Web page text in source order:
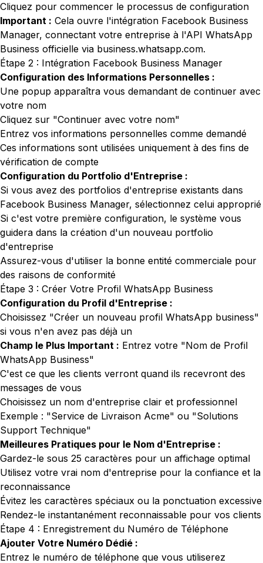
Cliquez pour commencer le processus de configuration
Important : Cela ouvre l'intégration Facebook Business
Manager, connectant votre entreprise à l'API WhatsApp
Business officielle via business.whatsapp.com.
Étape 2 : Intégration Facebook Business Manager
Configuration des Informations Personnelles :
Une popup apparaîtra vous demandant de continuer avec
votre nom
Cliquez sur "Continuer avec votre nom"
Entrez vos informations personnelles comme demandé
Ces informations sont utilisées uniquement à des fins de
vérification de compte
Configuration du Portfolio d'Entreprise :
Si vous avez des portfolios d'entreprise existants dans
Facebook Business Manager, sélectionnez celui approprié
Si c'est votre première configuration, le système vous
guidera dans la création d'un nouveau portfolio
d'entreprise
Assurez-vous d'utiliser la bonne entité commerciale pour
des raisons de conformité
Étape 3 : Créer Votre Profil WhatsApp Business
Configuration du Profil d'Entreprise :
Choisissez "Créer un nouveau profil WhatsApp business"
si vous n'en avez pas déjà un
Champ le Plus Important : Entrez votre "Nom de Profil
WhatsApp Business"
C'est ce que les clients verront quand ils recevront des
messages de vous
Choisissez un nom d'entreprise clair et professionnel
Exemple : "Service de Livraison Acme" ou "Solutions
Support Technique"
Meilleures Pratiques pour le Nom d'Entreprise :
Gardez-le sous 25 caractères pour un affichage optimal
Utilisez votre vrai nom d'entreprise pour la confiance et la
reconnaissance
Évitez les caractères spéciaux ou la ponctuation excessive
Rendez-le instantanément reconnaissable pour vos clients
Étape 4 : Enregistrement du Numéro de Téléphone
Ajouter Votre Numéro Dédié :
Entrez le numéro de téléphone que vous utiliserez